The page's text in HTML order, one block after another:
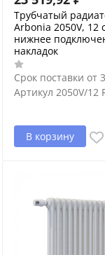
Трубчатый
Arbonia 2050V, 12
нижнее
накладок
Срок поставки от
Артикул 2050V/12
В корзину